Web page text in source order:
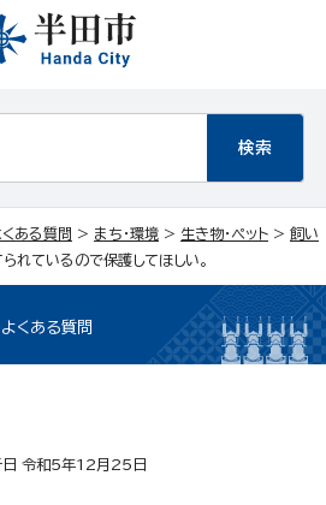
くある質問 > まち・環境 > 生き物・ペット > 飼い
れているので保護してほしい。
よくある質問
令和5年12月25日